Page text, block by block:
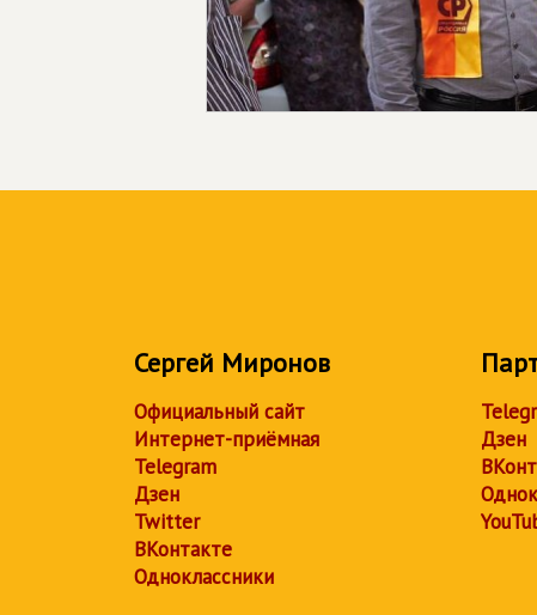
Сергей Миронов
Официальный сайт
Интернет-приёмная
Telegram
Дзен
Twitter
ВКонтакте
Одноклассники
Дзен